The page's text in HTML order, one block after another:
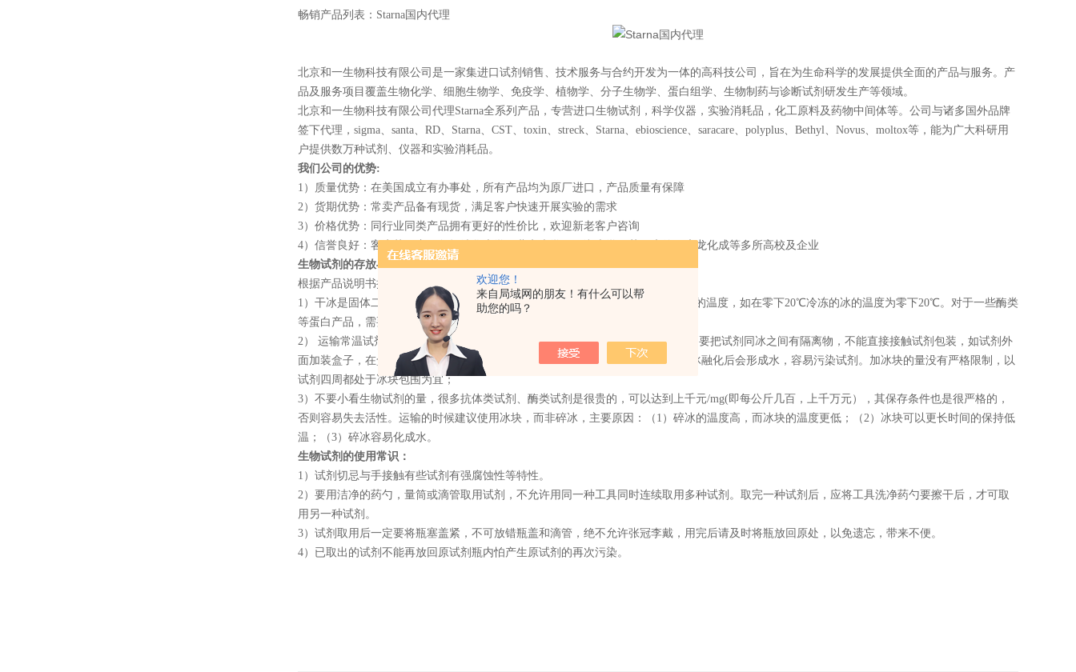
欢迎您！
来自局域网的朋友！有什么可以帮
助您的吗？
畅销产品列表： Starna 国内代理
北京和一生物科技有限公司是一家集进口试剂销售、技术服务与合约开发为一体的高科技公司，旨在为生命科学的发展提供全面的产品与服务。产
品及服务项目覆盖生物化学、细胞生物学、免疫学、植物学、分子生物学、蛋白组学、生物制药与诊断试剂研发生产等领域。
北京和一生物科技有限公司代理Starna全系列产品，专营进口生物试剂，科学仪器，实验消耗品，化工原料及药物中间体等。公司与诸多国外品牌
签下代理， sigma、 santa、 RD、 Starna、 CST、 toxin、 streck、 Starna、 ebioscience、 saracare、 polyplus、 Bethyl、 Novus、 moltox等，能为广大科研用
户提供数万种试剂、仪器和实验消耗品。
我们公司的优势:
1 ）质量优势：在美国成立有办事处，所有产品均为原厂进口，产品质量有保障
2）货期优势：常卖产品备有现货，满足客户快速开展实验的需求
3）价格优势：同行业同类产品拥有更好的性价比，欢迎新老客户咨询
4）信誉良好：客户范围广，包括清华大学，北京大学，西湖大学，药明康德，康龙化成等多所高校及企业
生物试剂的存放与运输注意事项：
根据产品说明书提供的保存温度保存试剂
1 ）干冰是固体二氧化碳，温度为零下78℃，湿冰就是冰的温度，一般为冷冻条件的温度，如在零下20℃冷冻的冰的温度为零下20℃。对于一些酶类
等蛋白产品，需要干冰运输，其他大多数生化试剂采用湿冰即可；
2） 运输常温试剂的时候，不需要冰。对于需要冷藏的试剂，在用冰运输的时候，要把试剂同冰之间有隔离物，不能直接接触试剂包装，如试剂外
面加装盒子，在盒子外面加冰，基本都采用冰块，不能直接用水结成的冰，因为冰融化后会形成水，容易污染试剂。加冰块的量没有严格限制，以
试剂四周都处于冰块包围为宜；
3）不要小看生物试剂的量，很多抗体类试剂、酶类试剂是很贵的，可以达到上千元/mg(即每公斤几百，上千万元），其保存条件也是很严格的，
否则容易失去活性。运输的时候建议使用冰块，而非碎冰，主要原因：（ 1 ）碎冰的温度高，而冰块的温度更低；（2）冰块可以更长时间的保持低
温；（3）碎冰容易化成水。
生物试剂的使用常识：
1 ）试剂切忌与手接触有些试剂有强腐蚀性等特性。
2）要用洁净的药勺，量筒或滴管取用试剂，不允许用同一种工具同时连续取用多种试剂。取完一种试剂后，应将工具洗净药勺要擦干后，才可取
用另一种试剂。
3）试剂取用后一定要将瓶塞盖紧，不可放错瓶盖和滴管，绝不允许张冠李戴，用完后请及时将瓶放回原处，以免遗忘，带来不便。
4）已取出的试剂不能再放回原试剂瓶内怕产生原试剂的再次污染。